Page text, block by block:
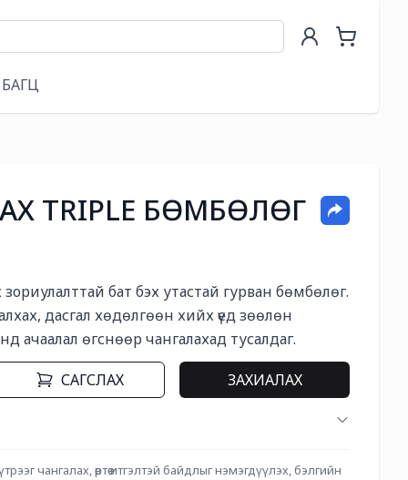
БАГЦ
TRIPLE БӨМБӨЛӨГ
зориулалттай бат бэх утастай гурван бөмбөлөг.
дасгал хөдөлгөөн хийх үед зөөлөн
ачаалал өгснөөр чангалахад тусалдаг.
САГСЛАХ ЗАХИАЛАХ
чангалах, өөртөө итгэлтэй байдлыг нэмэгдүүлэх, бэлгийн